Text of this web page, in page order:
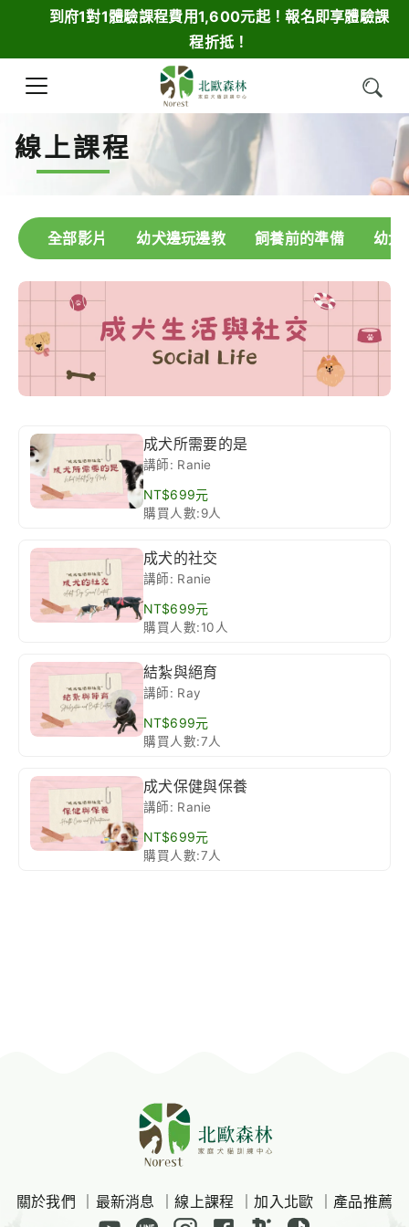
到府1對1體驗課程費用1,600元起！報名即享體驗課
程折抵！
線上課程
全部影片 幼犬邊玩邊教 飼養前的準備 幼犬
成犬所需要的是
講師: Ranie
NT$699元
購買人數:9人
成犬的社交
講師: Ranie
NT$699元
購買人數:10人
結紮與絕育
講師: Ray
NT$699元
購買人數:7人
成犬保健與保養
講師: Ranie
NT$699元
購買人數:7人
關於我們 最新消息 ｜線上課程 ｜加入北歐 產品推薦